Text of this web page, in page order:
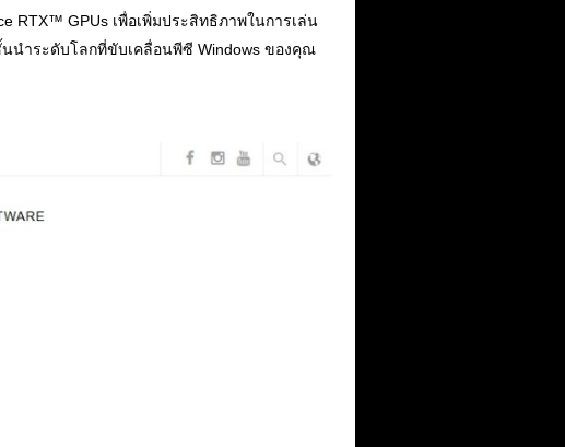
RTX™ GPUs เพื่อเพิ่มประสิทธิภาพในการเล่น
นำระดับโลกที่ขับเคลื่อนพีซี Windows ของคุณ